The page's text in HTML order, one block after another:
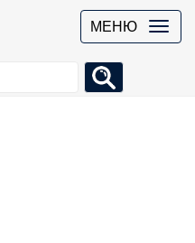
МЕНЮ